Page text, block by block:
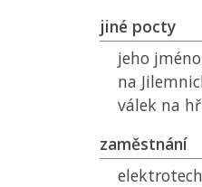
jiné pocty
jeho
na
válek na
zaměstnání